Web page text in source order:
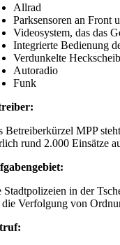
Allrad
Parksensoren an Front
Videosystem, das das
Integrierte Bedienung
Verdunkelte
Autoradio
Funk
Betreiberkürzel MPP
rund 2.000 Einsätze
Stadtpolizeien in der
die Verfolgung von